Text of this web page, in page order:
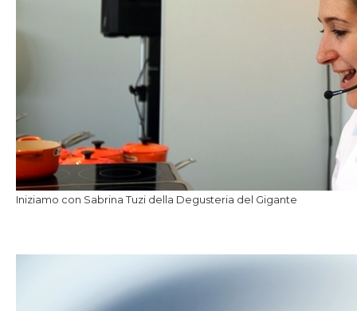
Iniziamo con Sabrina Tuzi della Degusteria del Gigante